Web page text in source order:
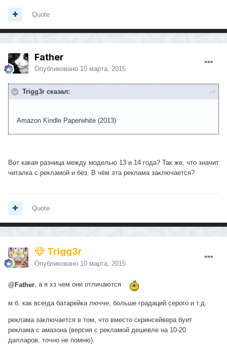
Quote
Father
Опубликовано 10 марта, 2015
Trigg3r сказал:
Amazon Kindle Paperwhite (2013)
Вот какая разница между моделью 13 и 14 года? Так же, что значит
читалка с рекламой и без. В чём эта реклама заключается?
Quote
Trigg3r
Опубликовано 10 марта, 2015
@Father, а я хз чем они отличаются
м.б. как всегда батарейка лючче, больше градаций серого и т.д.
реклама заключается в том, что вместо скринсейвера буит
реклама с амазона (версия с рекламой дешевле на 10-20
далларов, точно не помню).